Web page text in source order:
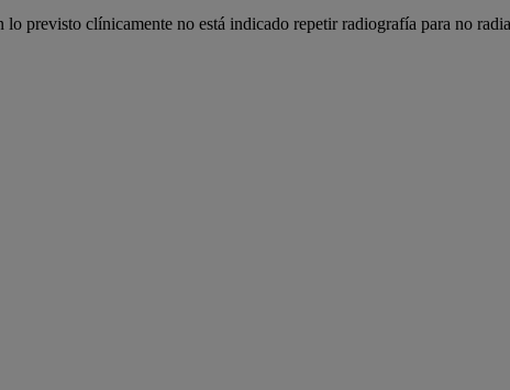
previsto clínicamente no está indicado repetir radiografía para no